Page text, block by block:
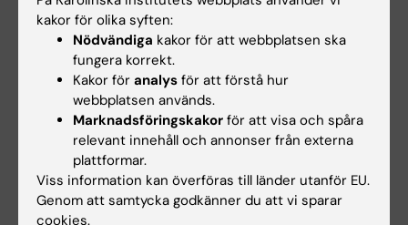
Sommaren närmar sig och i samband med
inför vi ett tillfälligt rekryteringsstopp.
Sista dagen för att publicera annonser i
rekryteringssystemet är den1 juni .
Observera att ni behöver kontakta oss en tid
innan för eventuellt arbete inför
annonseringen.
Underlag för nyanställningar eller
förlängningar behöver inkomma senast den
kakor för olika syften:
Nödvändiga kakor för att webbplatsen ska
fungera korrekt.
Kakor för analys för att förstå hur
webbplatsen används.
Marknadsföringskakor för att visa och spåra
relevant innehåll och annonser från externa
plattformar.
Viss information kan överföras till länder utanför EU.
Genom att samtycka godkänner du att vi sparar
cookies.